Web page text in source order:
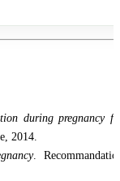
during pregnancy
2014.
.